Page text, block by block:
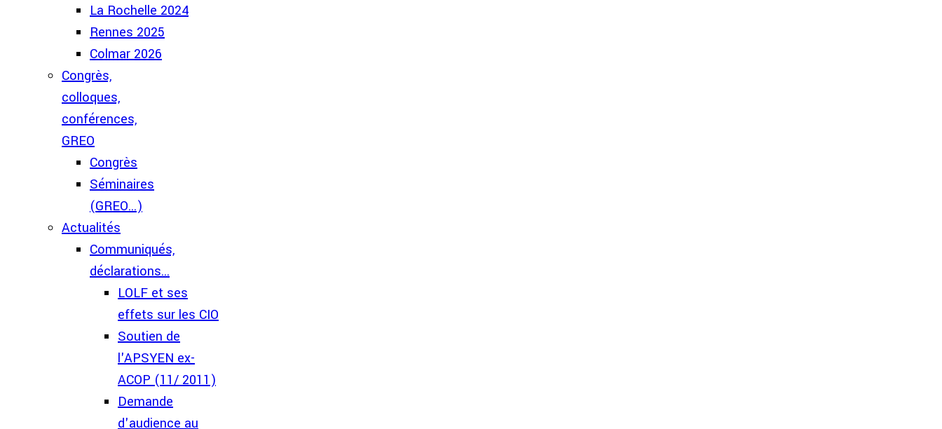
La Rochelle 2024
Rennes 2025
Colmar 2026
Congrès,
colloques,
conférences,
GREO
Congrès
Séminaires
(GREO...)
Actualités
Communiqués,
déclarations...
LOLF et ses
effets sur les CIO
Soutien de
l'APSYEN ex-
ACOP (11/ 2011)
Demande
d'audience au